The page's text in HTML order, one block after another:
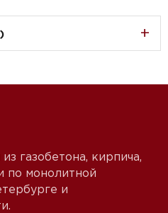
газобетона, кирпича,
по монолитной
и